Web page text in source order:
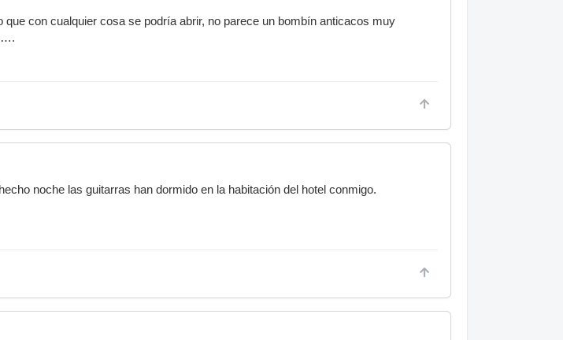
con cualquier cosa se podría abrir, no parece un bombín anticacos muy
noche las guitarras han dormido en la habitación del hotel conmigo.